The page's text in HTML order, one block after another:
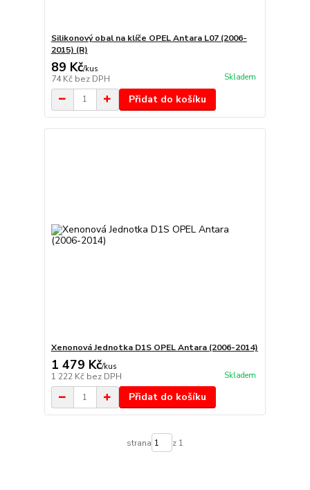
Silikonový obal na klíče OPEL Antara L07 (2006-
2015) (R)
89 Kč/kus
74 Kč bez DPH Skladem
Přidat do košíku
Xenonová Jednotka D1S OPEL Antara (2006-2014)
1 479 Kč/kus
1 222 Kč bez DPH Skladem
Přidat do košíku
strana z 1